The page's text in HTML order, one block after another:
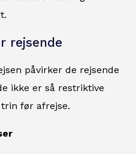
rejsende
påvirker de rejsende
ikke er så restriktive
før afrejse.